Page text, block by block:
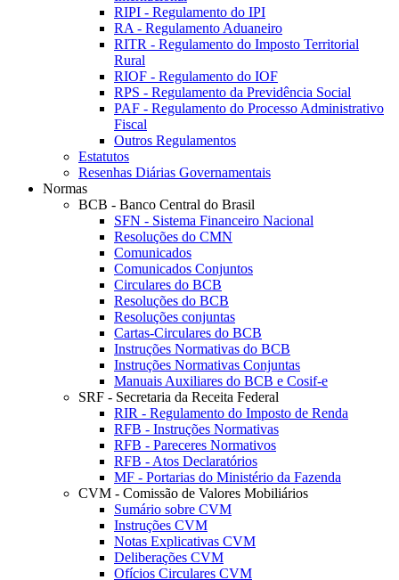
RIPI - Regulamento do IPI
RA - Regulamento Aduaneiro
RITR - Regulamento do Imposto Territorial
Rural
RIOF - Regulamento do IOF
RPS - Regulamento da Previdência Social
PAF - Regulamento do Processo Administrativo
Fiscal
Outros Regulamentos
Estatutos
Resenhas Diárias Governamentais
Normas
BCB - Banco Central do Brasil
SFN - Sistema Financeiro Nacional
Resoluções do CMN
Comunicados
Comunicados Conjuntos
Circulares do BCB
Resoluções do BCB
Resoluções conjuntas
Cartas-Circulares do BCB
Instruções Normativas do BCB
Instruções Normativas Conjuntas
Manuais Auxiliares do BCB e Cosif-e
SRF - Secretaria da Receita Federal
RIR - Regulamento do Imposto de Renda
RFB - Instruções Normativas
RFB - Pareceres Normativos
RFB - Atos Declaratórios
MF - Portarias do Ministério da Fazenda
CVM - Comissão de Valores Mobiliários
Sumário sobre CVM
Instruções CVM
Notas Explicativas CVM
Deliberações CVM
Ofícios Circulares CVM